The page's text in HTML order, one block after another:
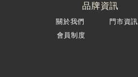
品牌資訊
關於我們
門市資訊
會員制度